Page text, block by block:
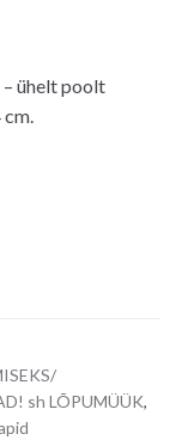
ühelt poolt
sh LÕPUMÜÜK,